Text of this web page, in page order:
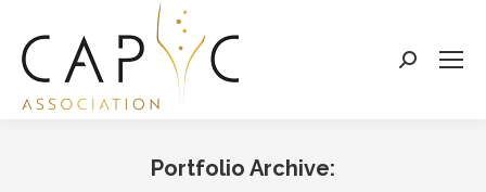
Search:
Portfolio Archive: